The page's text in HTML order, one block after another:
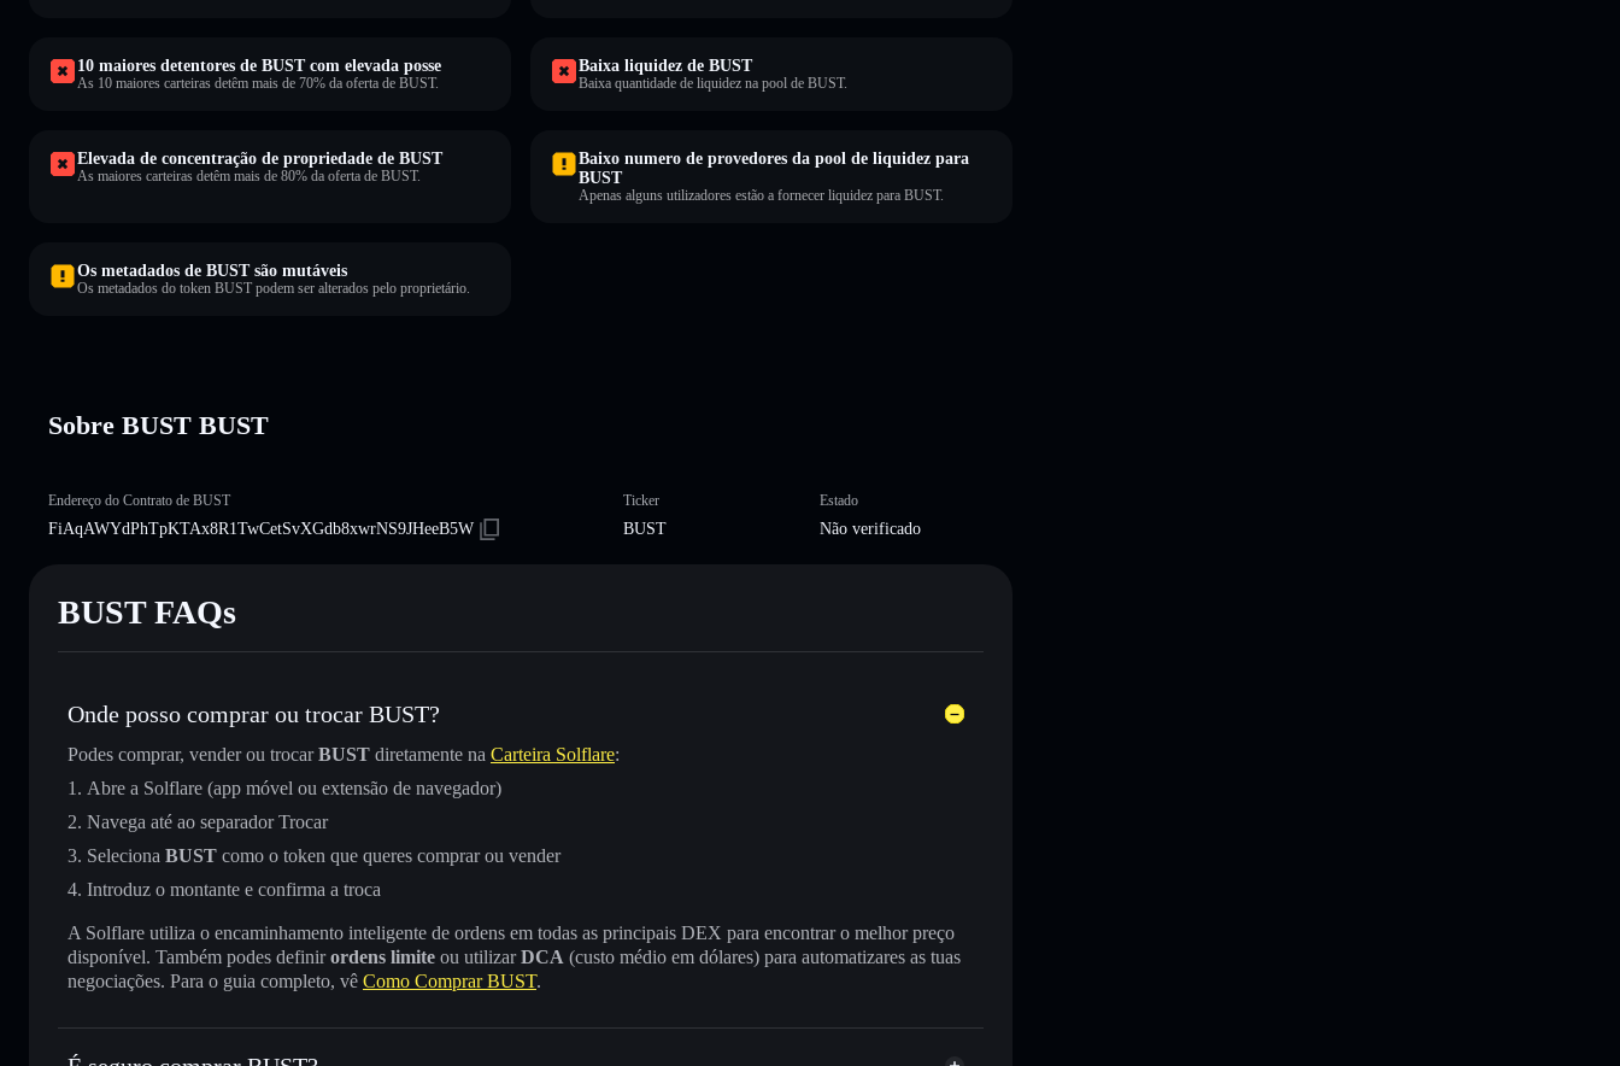
10 maiores detentores de BUST com elevada posse
As 10 maiores carteiras detêm mais de 70% da oferta de BUST.
Baixa liquidez de BUST
Baixa quantidade de liquidez na pool de BUST.
Elevada de concentração de propriedade de BUST
As maiores carteiras detêm mais de 80% da oferta de BUST.
Baixo numero de provedores da pool de liquidez para
BUST
Apenas alguns utilizadores estão a fornecer liquidez para BUST.
Os metadados de BUST são mutáveis
Os metadados do token BUST podem ser alterados pelo proprietário.
Sobre BUST BUST
Endereço do Contrato de BUST
FiAqAWYdPhTpKTAx8R1TwCetSvXGdb8xwrNS9JHeeB5W
Ticker
BUST
Estado
Não verificado
BUST FAQs
Onde posso comprar ou trocar BUST?
Podes comprar, vender ou trocarBUST diretamente na Carteira Solflare:
Abre a Solflare (app móvel ou extensão de navegador)
Navega até ao separador Trocar
Seleciona BUST como o token que queres comprar ou vender
Introduz o montante e confirma a troca
A Solflare utiliza o encaminhamento inteligente de ordens em todas as principais DEX para encontrar o melhor preço
disponível. Também podes definirordens limite ou utilizarDCA (custo médio em dólares) para automatizares as tuas
negociações. Para o guia completo, vê Como Comprar BUST.